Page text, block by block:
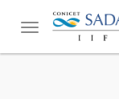
Toggle